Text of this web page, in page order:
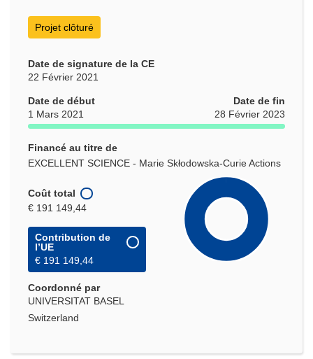
Projet clôturé
Date de signature de la CE
22 Février 2021
Date de début
1 Mars 2021
Date de fin
28 Février 2023
Financé au titre de
EXCELLENT SCIENCE - Marie Skłodowska-Curie Actions
Coût total
€ 191 149,44
Contribution de
l’UE
€ 191 149,44
Coordonné par
UNIVERSITAT BASEL
Switzerland